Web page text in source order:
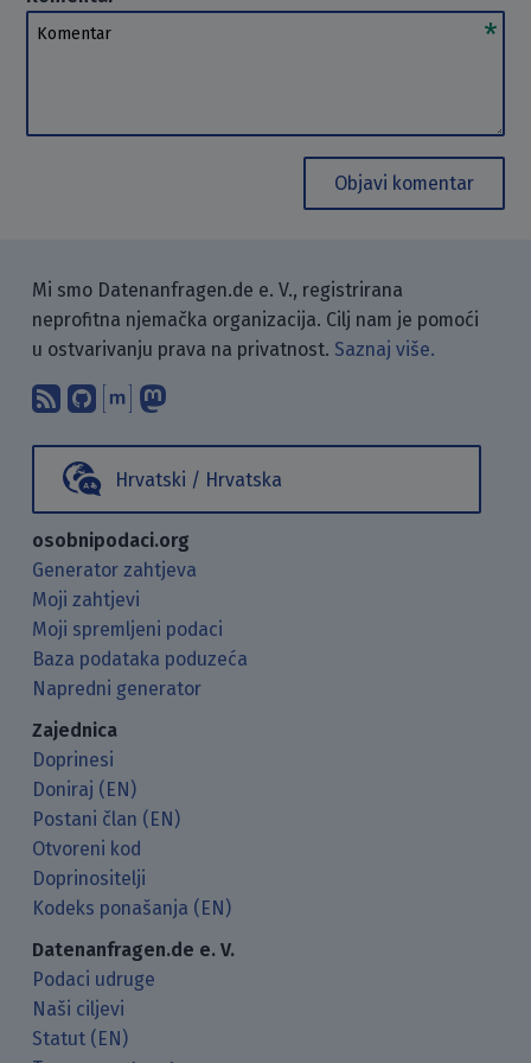
Komentar
Objavi komentar
Mi smo Datenanfragen.de e. V., registrirana
neprofitna njemačka organizacija. Cilj nam je pomoći
u ostvarivanju prava na privatnost. Saznaj više.
Pretplati se na naš blog koristeći
Pronađi nas na GitHubu.
Raspravljaj s nama putem
Hrvatski / Hrvatska
osobnipodaci.org
Generator zahtjeva
Moji zahtjevi
Moji spremljeni podaci
Baza podataka poduzeća
Napredni generator
Zajednica
Doprinesi
Doniraj (EN)
Postani član (EN)
Otvoreni kod
Doprinositelji
Kodeks ponašanja (EN)
Datenanfragen.de e. V.
Podaci udruge
Naši ciljevi
Statut (EN)